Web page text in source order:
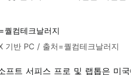
기반 PC / 출처=퀄컴테크날러지
프트 서피스 프로 및 랩톱은 미